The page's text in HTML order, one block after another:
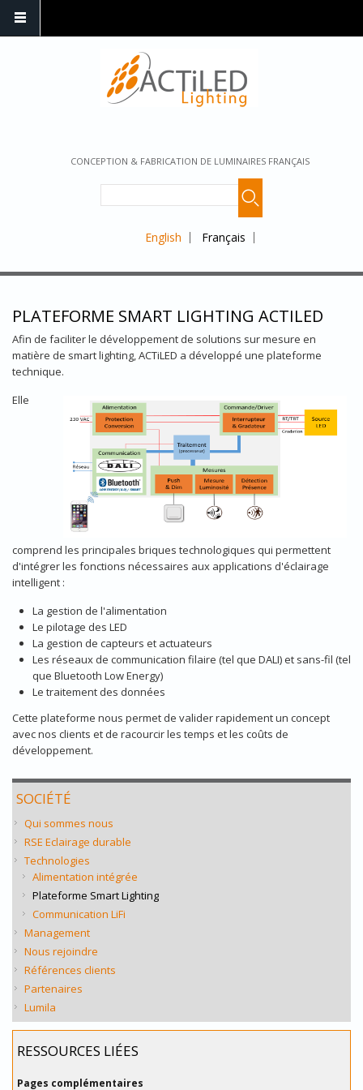
CONCEPTION & FABRICATION DE LUMINAIRES FRANÇAIS
English Français
PLATEFORME SMART LIGHTING ACTILED
Afin de faciliter le développement de solutions sur mesure en
matière de smart lighting, ACTiLED a développé une plateforme
technique.
Elle
comprend les principales briques technologiques qui permettent
d'intégrer les fonctions nécessaires aux applications d'éclairage
intelligent :
La gestion de l'alimentation
Le pilotage des LED
La gestion de capteurs et actuateurs
Les réseaux de communication filaire (tel que DALI) et sans-fil (tel
que Bluetooth Low Energy)
Le traitement des données
Cette plateforme nous permet de valider rapidement un concept
avec nos clients et de racourcir les temps et les coûts de
développement.
SOCIÉTÉ
Qui sommes nous
RSE Eclairage durable
Technologies
Alimentation intégrée
Plateforme Smart Lighting
Communication LiFi
Management
Nous rejoindre
Références clients
Partenaires
Lumila
RESSOURCES LIÉES
Pages complémentaires